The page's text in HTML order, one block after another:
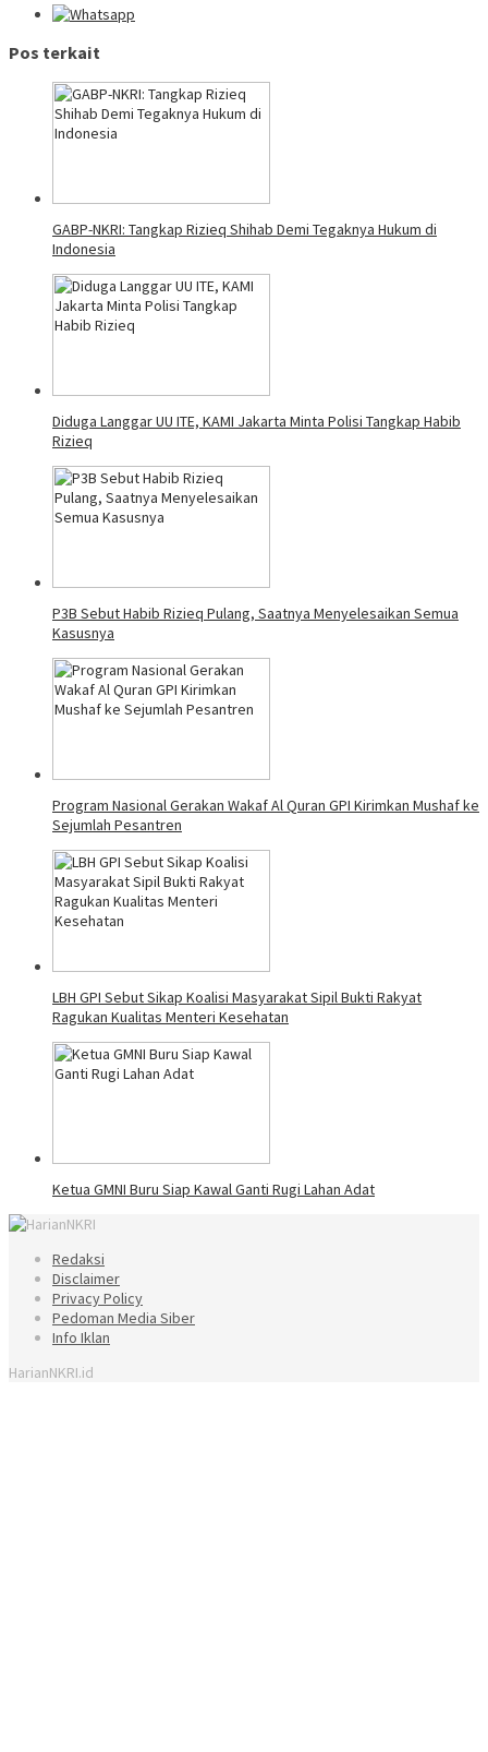
Pos terkait
GABP-NKRI: Tangkap Rizieq Shihab Demi Tegaknya Hukum di
Indonesia
Diduga Langgar UU ITE, KAMI Jakarta Minta Polisi Tangkap Habib
Rizieq
P3B Sebut Habib Rizieq Pulang, Saatnya Menyelesaikan Semua
Kasusnya
Program Nasional Gerakan Wakaf Al Quran GPI Kirimkan Mushaf ke
Sejumlah Pesantren
LBH GPI Sebut Sikap Koalisi Masyarakat Sipil Bukti Rakyat
Ragukan Kualitas Menteri Kesehatan
Ketua GMNI Buru Siap Kawal Ganti Rugi Lahan Adat
Redaksi
Disclaimer
Privacy Policy
Pedoman Media Siber
Info Iklan
HarianNKRI.id